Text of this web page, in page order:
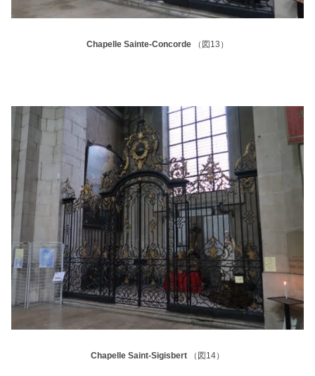
Chapelle Sainte-Concorde （図13）
Chapelle Saint-Sigisbert （図14）